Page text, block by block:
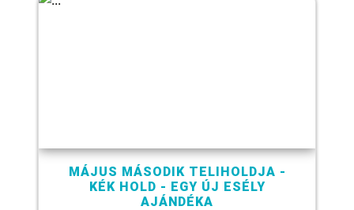
MÁJUS MÁSODIK TELIHOLDJA -
KÉK HOLD - EGY ÚJ ESÉLY
AJÁNDÉKA